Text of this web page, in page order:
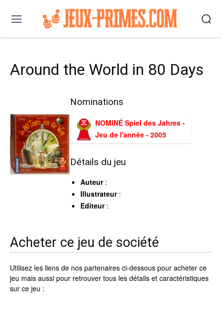
Around the World in 80 Days
Nominations
NOMINÉ Spiel des Jahres -
Jeu de l'année - 2005
Détails du jeu
Auteur:
Illustrateur:
Editeur:
Acheter ce jeu de société
Utilisez les liens de nos partenaires ci-dessous pour acheter ce
jeu mais aussi pour retrouver tous les détails et caractéristiques
sur ce jeu :